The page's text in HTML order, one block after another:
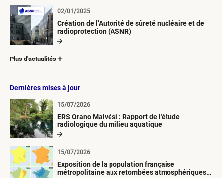
Création de l’Autorité de sûreté nucléaire et de
radioprotection (ASNR)
02/01/2025
Plus d'actualités
Dernières mises à jour
ERS Orano Malvési : Rapport de l'étude
radiologique du milieu aquatique
15/07/2026
Exposition de la population française
métropolitaine aux retombées atmosphériques
15/07/2026